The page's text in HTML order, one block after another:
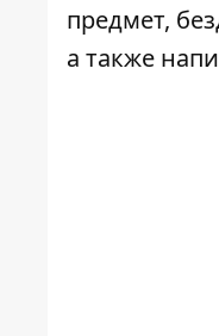
предмет,
а также